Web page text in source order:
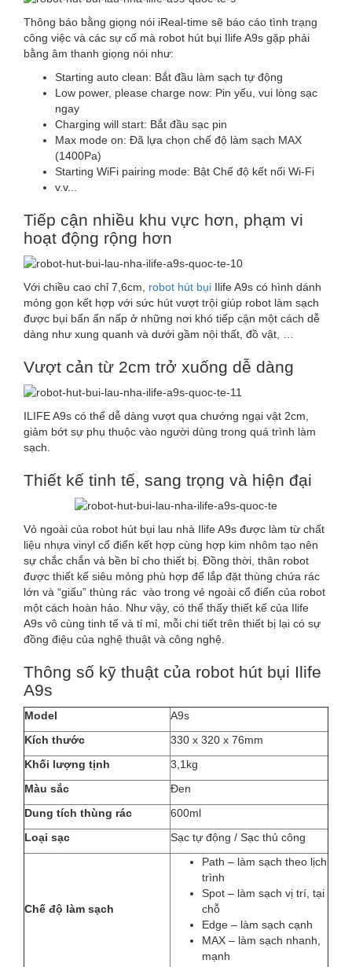
Thông báo bằng giọng nói iReal-time sẽ báo cáo tình trạng
công việc và các sự cố mà robot hút bụi Ilife A9s gặp phải
bằng âm thanh giọng nói như:
Starting auto clean: Bắt đầu làm sạch tự động
Low power, please charge now: Pin yếu, vui lòng sạc
ngay
Charging will start: Bắt đầu sạc pin
Max mode on: Đã lựa chọn chế độ làm sạch MAX
(1400Pa)
Starting WiFi pairing mode: Bật Chế độ kết nối Wi-Fi
v.v...
Tiếp cận nhiều khu vực hơn, phạm vi
hoạt động rộng hơn
Với chiều cao chỉ 7,6cm, robot hút bụi Ilife A9s có hình dánh
mỏng gọn kết hợp với sức hút vượt trội giúp robot làm sạch
được bụi bẩn ẩn nấp ở những nơi khó tiếp cận một cách dễ
dàng như xung quanh và dưới gầm nội thất, đồ vật, …
Vượt cản từ 2cm trở xuống dễ dàng
ILIFE A9s có thể dễ dàng vượt qua chướng ngại vật 2cm,
giảm bớt sự phụ thuộc vào người dùng trong quá trình làm
sạch.
Thiết kế tinh tế, sang trọng và hiện đại
Vỏ ngoài của robot hút bụi lau nhà Ilife A9s được làm từ chất
liệu nhựa vinyl cổ điển kết hợp cùng hợp kim nhôm tạo nên
sự chắc chắn và bền bỉ cho thiết bị. Đồng thời, thân robot
được thiết kế siêu mỏng phù hợp để lắp đặt thùng chứa rác
lớn và “giấu” thùng rác vào trong vẻ ngoài cổ điển của robot
một cách hoàn hảo. Như vậy, có thể thấy thiết kế của Ilife
A9s vô cùng tinh tế và tỉ mỉ, mỗi chi tiết trên thiết bị lại có sự
đồng điệu của nghệ thuật và công nghệ.
Thông số kỹ thuật của robot hút bụi Ilife
A9s
Model
A9s
Kích thước
330 x 320 x 76mm
Khối lượng tịnh
3,1kg
Màu sắc
Đen
Dung tích thùng rác
600ml
Loại sạc
Sạc tự động / Sạc thủ công
Chế độ làm sạch
Path – làm sạch theo lịch
trình
Spot – làm sạch vị trí, tại
chỗ
Edge – làm sạch cạnh
MAX – làm sạch nhanh,
mạnh